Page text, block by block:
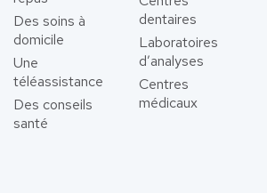
Des soins à
domicile
Une
téléassistance
Des conseils
santé
dentaires
Laboratoires
d’analyses
Centres
médicaux